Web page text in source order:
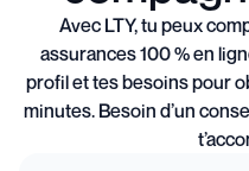
Avec LTY, tu peux
assurances 100 % en
profil et tes besoins pour
minutes. Besoin d’un